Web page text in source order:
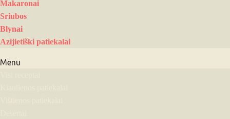
Makaronai
Sriubos
Blynai
Azijietiški patiekalai
Menu